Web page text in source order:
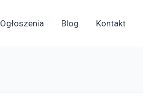
Ogłoszenia Blog Kontakt